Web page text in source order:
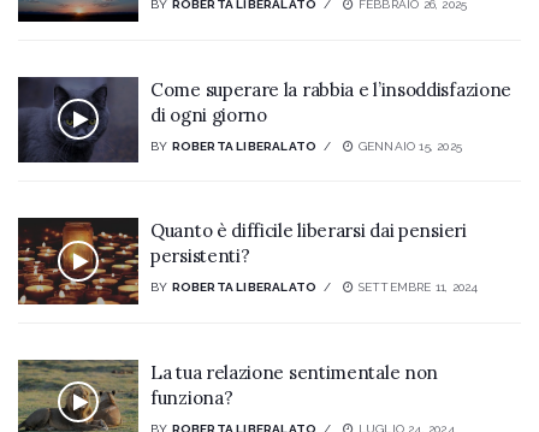
BY ROBERTA LIBERALATO FEBBRAIO 26, 2025
Come superare la rabbia e l’insoddisfazione
di ogni giorno
BY ROBERTA LIBERALATO GENNAIO 15, 2025
Quanto è difficile liberarsi dai pensieri
persistenti?
BY ROBERTA LIBERALATO SETTEMBRE 11, 2024
La tua relazione sentimentale non
funziona?
BY ROBERTA LIBERALATO LUGLIO 24, 2024